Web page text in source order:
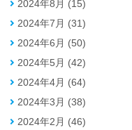
2024年8月 (15)
2024年7月 (31)
2024年6月 (50)
2024年5月 (42)
2024年4月 (64)
2024年3月 (38)
2024年2月 (46)